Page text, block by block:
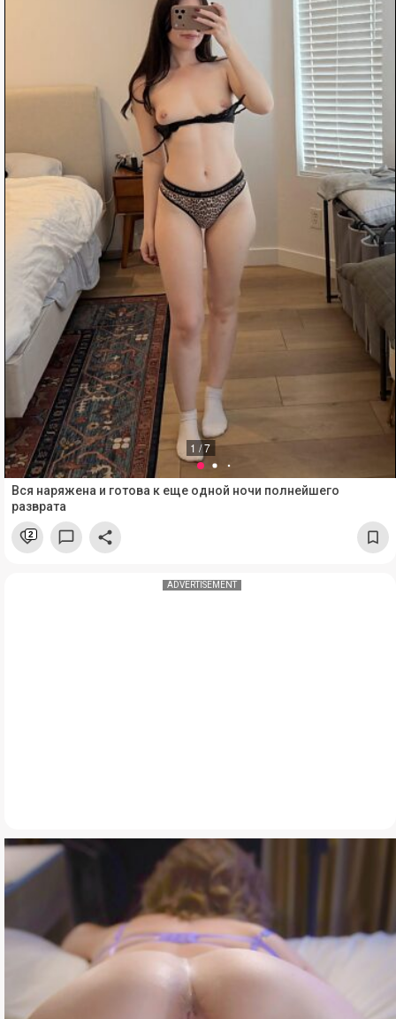
1 / 7
Вся наряжена и готова к еще одной ночи полнейшего
разврата
2